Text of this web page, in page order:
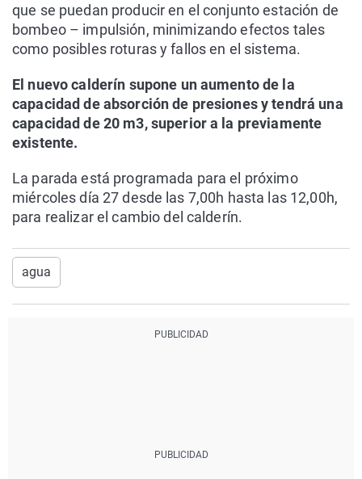
que se puedan producir en el conjunto estación de
bombeo – impulsión, minimizando efectos tales
como posibles roturas y fallos en el sistema.
El nuevo calderín supone un aumento de la
capacidad de absorción de presiones y tendrá una
capacidad de 20 m3, superior a la previamente
existente.
La parada está programada para el próximo
miércoles día 27 desde las 7,00h hasta las 12,00h,
para realizar el cambio del calderín.
agua